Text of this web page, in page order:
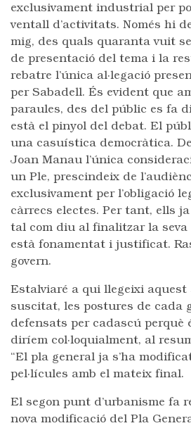
exclusivament industrial per
ventall d’activitats. Només hi
mig, des quals quaranta vuit
de presentació del tema i la
rebatre l’única al·legació
per Sabadell. És evident que
paraules, des del públic es fa
està el pinyol del debat. El
una casuística democràtica.
Joan Manau l’única
un Ple, prescindeix de
exclusivament per l’obligació
càrrecs electes. Per tant, ells
tal com diu al finalitzar la seva
està fonamentat i justificat.
govern.
Estalviaré a qui llegeixi
suscitat, les postures de cada
defensats per cadascú perquè
diríem col·loquialment, al
“El pla general ja s’ha
pel·lícules amb el mateix final.
El segon punt d’urbanisme fa
nova modificació del Pla